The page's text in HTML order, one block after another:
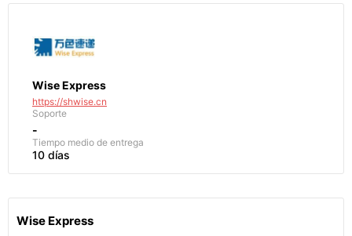
Wise Express
https://shwise.cn
Soporte
-
Tiempo medio de entrega
10 días
Wise Express